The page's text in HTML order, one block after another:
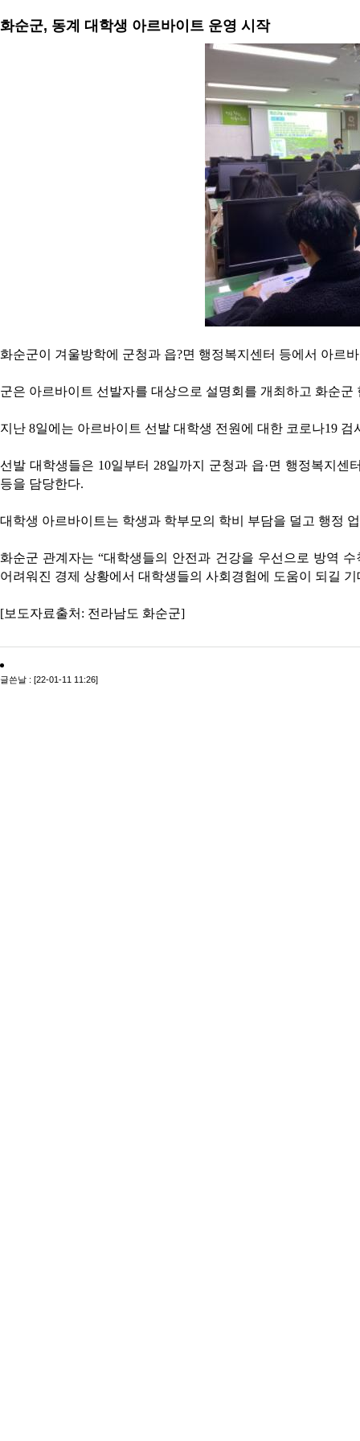
화순군, 동계 대학생 아르바이트 운영 시작
화순군이 겨울방학에 군청과 읍?면 행정복지센터 등에서 아르
군은 아르바이트 선발자를 대상으로 설명회를 개최하고 화순
지난 8일에는 아르바이트 선발 대학생 전원에 대한 코로나19 검
선발 대학생들은 10일부터 28일까지 군청과 읍·면 행정복지
등을 담당한다.
대학생 아르바이트는 학생과 학부모의 학비 부담을 덜고 행정
화순군 관계자는 “대학생들의 안전과 건강을 우선으로 방역
어려워진 경제 상황에서 대학생들의 사회경험에 도움이 되길
[보도자료출처: 전라남도 화순군]
글쓴날 : [22-01-11 11:26]